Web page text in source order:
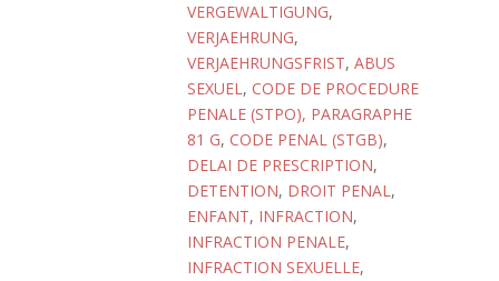
VERGEWALTIGUNG,
VERJAEHRUNG,
VERJAEHRUNGSFRIST, ABUS
SEXUEL, CODE DE PROCEDURE
PENALE (STPO), PARAGRAPHE
81 G, CODE PENAL (STGB),
DELAI DE PRESCRIPTION,
DETENTION, DROIT PENAL,
ENFANT, INFRACTION,
INFRACTION PENALE,
INFRACTION SEXUELLE,